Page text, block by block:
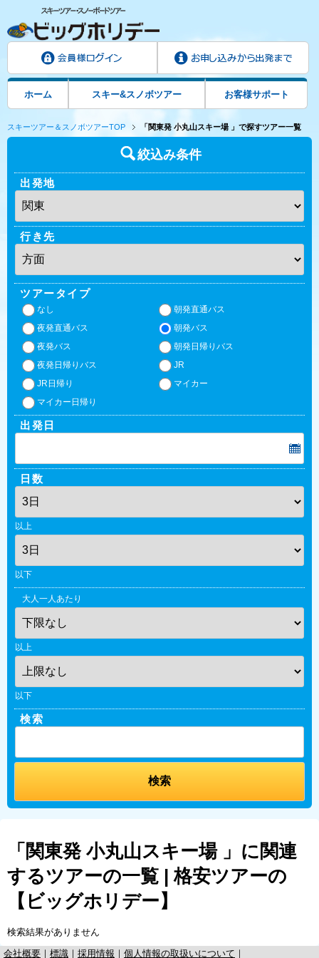
ホーム スキー&スノボツアー お客様サポート
スキーツアー＆スノボツアーTOP 「関東発 小丸山スキー場 」で探すツアー一覧
絞込み条件
出発地
行き先
ツアータイプ
なし
朝発直通バス
夜発直通バス
朝発バス
夜発バス
朝発日帰りバス
夜発日帰りバス
JR
JR日帰り
マイカー
マイカー日帰り
出発日
日数
以上
以下
大人一人あたり
以上
以下
検索
「関東発 小丸山スキー場 」に関連
するツアーの一覧 | 格安ツアーの
【ビッグホリデー】
検索結果がありません
会社概要 ｜ 標識 ｜ 採用情報 ｜ 個人情報の取扱いについて ｜